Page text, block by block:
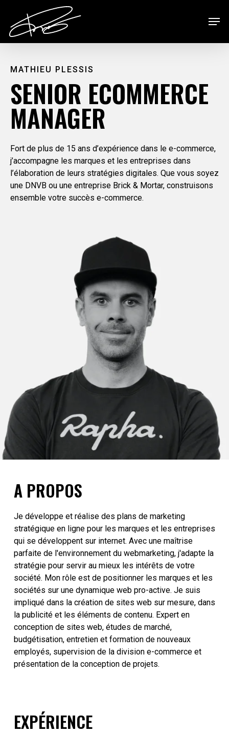
main
content
MATHIEU PLESSIS
SENIOR ECOMMERCE
MANAGER
Fort de plus de 15 ans d’expérience dans le e-commerce,
j’accompagne les marques et les entreprises dans
l’élaboration de leurs stratégies digitales. Que vous soyez
une DNVB ou une entreprise Brick & Mortar, construisons
ensemble votre succès e-commerce.
A PROPOS
Je développe et réalise des plans de marketing
stratégique en ligne pour les marques et les entreprises
qui se développent sur internet. Avec une maîtrise
parfaite de l'environnement du webmarketing, j'adapte la
stratégie pour servir au mieux les intérêts de votre
société. Mon rôle est de positionner les marques et les
sociétés sur une dynamique web pro-active. Je suis
impliqué dans la création de sites web sur mesure, dans
la publicité et les éléments de contenu. Expert en
conception de sites web, études de marché,
budgétisation, entretien et formation de nouveaux
employés, supervision de la division e-commerce et
présentation de la conception de projets.
EXPÉRIENCE
Menu